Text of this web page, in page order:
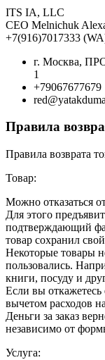
ITS IA, LLC
CEO Melnichuk
+7(916)7017333
г. Москва,
1
+79067677679
Правила
Правила возврата
Товар:
Можно отказаться
Для этого
подтверждающий
товар сохранил
Некоторые товары
пользовались.
книги, посуду и
Если вы откажетесь
вычетом расходов
Деньги за заказ
независимо от
Услуга: